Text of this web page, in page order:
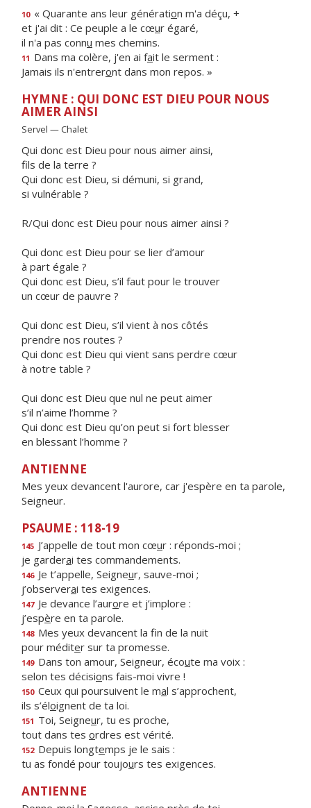
10 « Quarante ans leur génération m'a déçu, +
et j'ai dit : Ce peuple a le cœur égaré,
il n'a pas connu mes chemins.
11 Dans ma colère, j'en ai fait le serment :
Jamais ils n'entreront dans mon repos. »
HYMNE : QUI DONC EST DIEU POUR NOUS
AIMER AINSI
Servel — Chalet
Qui donc est Dieu pour nous aimer ainsi,
fils de la terre ?
Qui donc est Dieu, si démuni, si grand,
si vulnérable ?
R/Qui donc est Dieu pour nous aimer ainsi ?
Qui donc est Dieu pour se lier d’amour
à part égale ?
Qui donc est Dieu, s’il faut pour le trouver
un cœur de pauvre ?
Qui donc est Dieu, s’il vient à nos côtés
prendre nos routes ?
Qui donc est Dieu qui vient sans perdre cœur
à notre table ?
Qui donc est Dieu que nul ne peut aimer
s’il n’aime l’homme ?
Qui donc est Dieu qu’on peut si fort blesser
en blessant l’homme ?
ANTIENNE
Mes yeux devancent l'aurore, car j'espère en ta parole,
Seigneur.
PSAUME : 118-19
145 J’appelle de tout mon cœur : réponds-moi ;
je garderai tes commandements.
146 Je t’appelle, Seigneur, sauve-moi ;
j’observerai tes exigences.
147 Je devance l’aurore et j’implore :
j’espère en ta parole.
148 Mes yeux devancent la fn de la nuit
pour méditer sur ta promesse.
149 Dans ton amour, Seigneur, écoute ma voix :
selon tes décisions fais-moi vivre !
150 Ceux qui poursuivent le mal s’approchent,
ils s’éloignent de ta loi.
151 Toi, Seigneur, tu es proche,
tout dans tes ordres est vérité.
152 Depuis longtemps je le sais :
tu as fondé pour toujours tes exigences.
ANTIENNE